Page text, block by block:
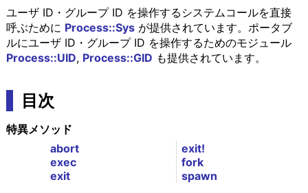
ユーザ ID・グループ ID を操作するシステムコールを直接
呼ぶために Process::Sysが提供されています。ポータブ
ルにユーザ ID・グループ ID を操作するためのモジュール
Process::UID, Process::GID も提供されています。
目次
特異メソッド
abort
exec
exit
exit!
fork
spawn